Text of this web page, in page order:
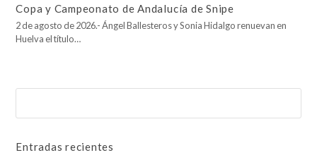
Copa y Campeonato de Andalucía de Snipe
2 de agosto de 2026.- Ángel Ballesteros y Sonia Hidalgo renuevan en
Huelva el título…
Entradas recientes